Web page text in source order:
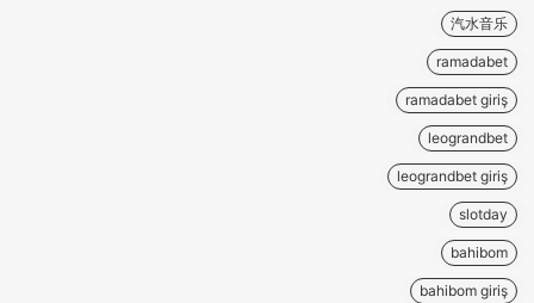
汽水音乐
ramadabet
ramadabet giriş
leograndbet
leograndbet giriş
slotday
bahibom
bahibom giriş